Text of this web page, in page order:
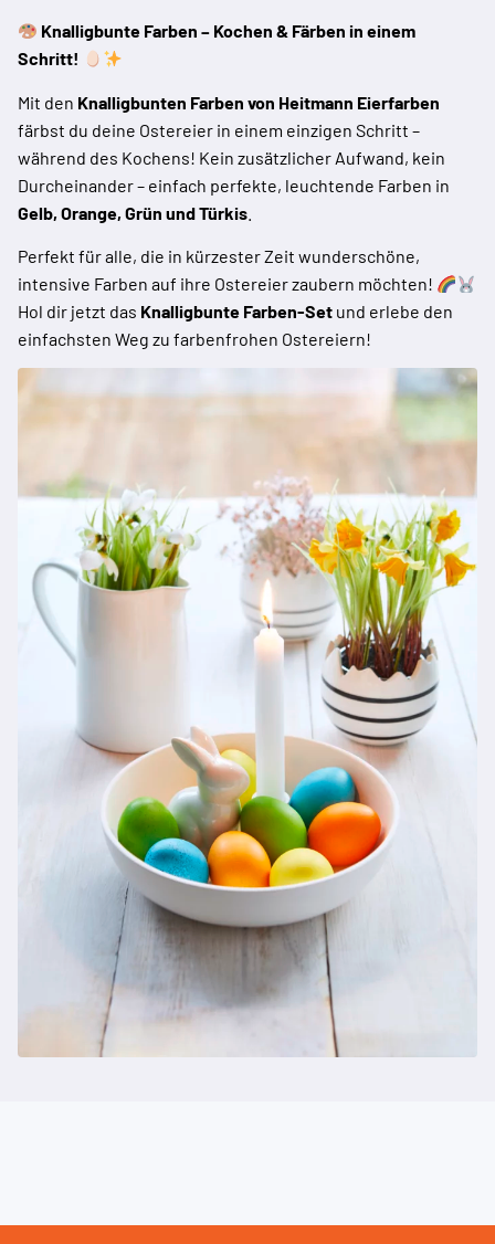
Knalligbunte Farben – Kochen & Färben in einem
Schritt!
Mit den Knalligbunten Farben von Heitmann Eierfarben
färbst du deine Ostereier in einem einzigen Schritt –
während des Kochens! Kein zusätzlicher Aufwand, kein
Durcheinander – einfach perfekte, leuchtende Farben in
Gelb, Orange, Grün und Türkis
Perfekt für alle, die in kürzester Zeit wunderschöne,
intensive Farben auf ihre Ostereier zaubern möchten!
Hol dir jetzt das Knalligbunte Farben-Set und erlebe den
einfachsten Weg zu farbenfrohen Ostereiern!